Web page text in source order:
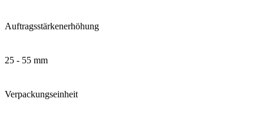
Auftragsstärkenerhöhung
25 - 55 mm
Verpackungseinheit